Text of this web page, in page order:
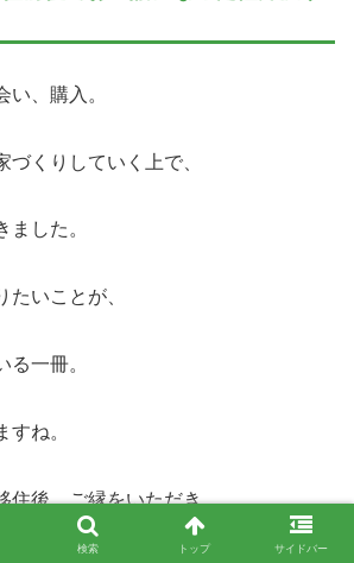
い、購入。
づくりしていく上で、
ました。
たいことが、
る一冊。
すね。
住後、ご縁をいただき、
検索 トップ サイドバー